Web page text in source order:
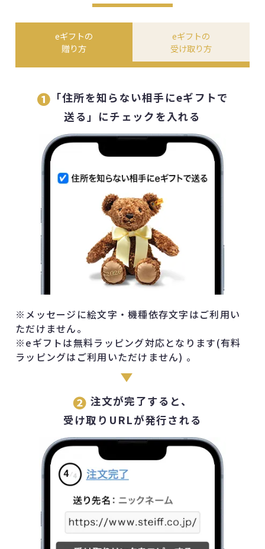
eギフトの
贈り方
eギフトの
受け取り方
❶ 「住所を知らない相手にeギフトで
送る」にチェックを入れる
※メッセージに絵文字・機種依存文字はご利用い
ただけません。
※eギフトは無料ラッピング対応となります(有料
ラッピングはご利用いただけません) 。
❷ 注文が完了すると、
受け取りURLが発行される